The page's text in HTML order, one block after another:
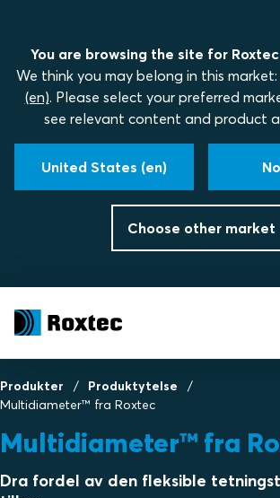
You are browsing the site for
We think you may belong in this market:
(en). Please select your preferred
see relevant content and product
United States (en)
Choose other market
Produkter
Produktytelse
Multidiameter™ fra Roxtec
Multidiameter™ fra
Dra fordel av den fleksible